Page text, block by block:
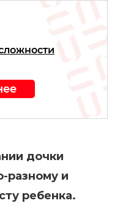
дочки
разному и
ребенка.